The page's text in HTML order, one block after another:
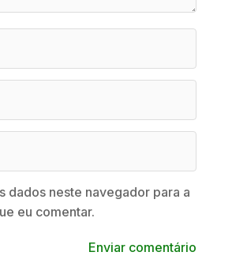
dados neste navegador para a
eu comentar.
Enviar comentário